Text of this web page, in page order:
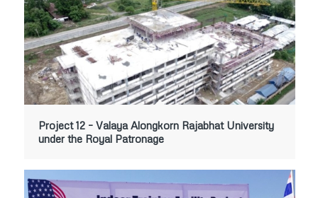
Project 12 – Valaya Alongkorn Rajabhat University
under the Royal Patronage